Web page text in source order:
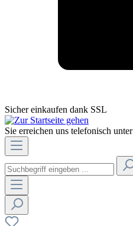
Sicher einkaufen dank SSL
Sie erreichen uns telefonisch unter